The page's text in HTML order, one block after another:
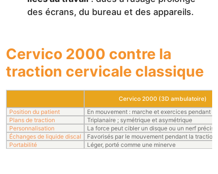
des écrans, du bureau et des appareils.
Cervico 2000 contre la
traction cervicale classique
Cervico 2000 (3D ambulatoire)
Position du patient
En mouvement : marche et exercices pendant
Plans de traction
Triplanaire ; symétrique et asymétrique
Personnalisation
La force peut cibler un disque ou un nerf précis
Échanges de liquide discal
Favorisés par le mouvement pendant la traction
Portabilité
Léger, porté comme une minerve